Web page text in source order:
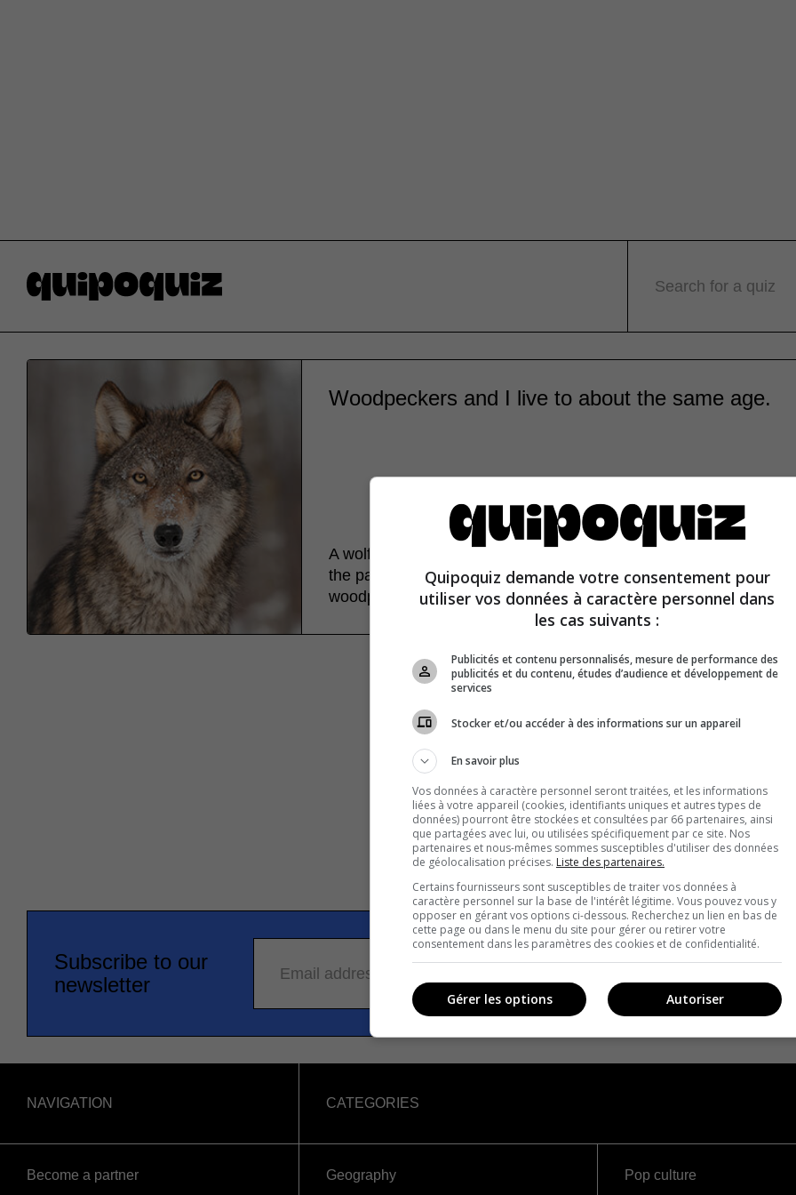
Search for a quiz
Woodpeckers and I live to about the same age.
A wolf life expectancy varies greatly depending on the position it
the pack. Thus, wolves live between 6 and 15 years, the same age
woodpeckers.
Subscribe to our
newsletter
Email address
NAVIGATION
Become a partner
CATEGORIES
Geography
Pop culture
Quipoquiz demande votre consentement pour
utiliser vos données à caractère personnel dans
les cas suivants :
Publicités et contenu personnalisés, mesure de performance des
publicités et du contenu, études d’audience et développement de
services
Stocker et/ou accéder à des informations sur un appareil
En savoir plus
Vos données à caractère personnel seront traitées, et les informations
liées à votre appareil (cookies, identifiants uniques et autres types de
données) pourront être stockées et consultées par 66 partenaires, ainsi
que partagées avec lui, ou utilisées spécifiquement par ce site. Nos
partenaires et nous-mêmes sommes susceptibles d'utiliser des données
de géolocalisation précises. Liste des partenaires.
Certains fournisseurs sont susceptibles de traiter vos données à
caractère personnel sur la base de l'intérêt légitime. Vous pouvez vous y
opposer en gérant vos options ci-dessous. Recherchez un lien en bas de
cette page ou dans le menu du site pour gérer ou retirer votre
consentement dans les paramètres des cookies et de confidentialité.
Autoriser
Gérer les options